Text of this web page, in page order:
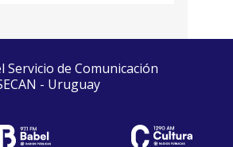
de Comunicación
- Uruguay